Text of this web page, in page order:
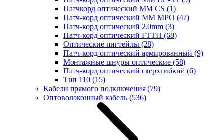
Патчкорд оптический MM CS (1)
Патч-корд оптический MM MPO (47)
Патч-корд оптический 2.0mm (3)
Патч-корд оптический FTTH (68)
Оптические пигтейлы (28)
Патч-корд оптический армированный (9)
Монтажные шнуры оптические (58)
Патч-корд оптический сверхгибкий (6)
Тип 110 (15)
Кабели прямого подключения (79)
Оптоволоконный кабель (536)